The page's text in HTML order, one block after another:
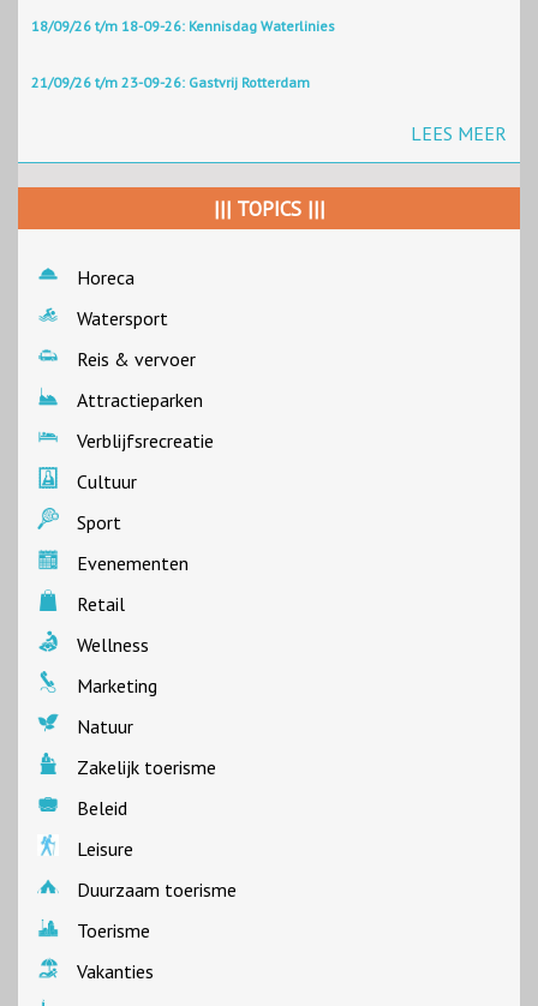
18/09/26 t/m 18-09-26: Kennisdag Waterlinies
21/09/26 t/m 23-09-26: Gastvrij Rotterdam
LEES MEER
||| TOPICS |||
Horeca
Watersport
Reis & vervoer
Attractieparken
Verblijfsrecreatie
Cultuur
Sport
Evenementen
Retail
Wellness
Marketing
Natuur
Zakelijk toerisme
Beleid
Leisure
Duurzaam toerisme
Toerisme
Vakanties